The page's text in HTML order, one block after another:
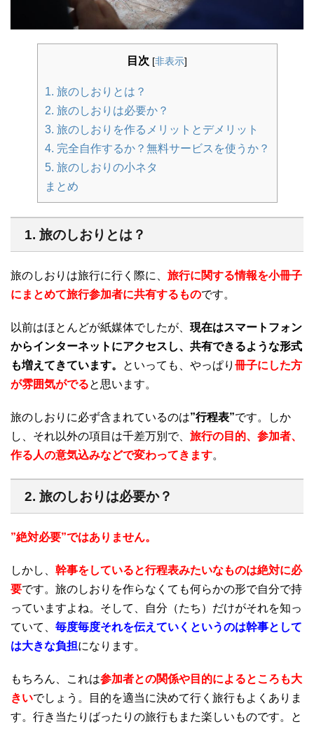
目次 [非表示]
1. 旅のしおりとは？
2. 旅のしおりは必要か？
3. 旅のしおりを作るメリットとデメリット
4. 完全自作するか？無料サービスを使うか？
5. 旅のしおりの小ネタ
まとめ
1. 旅のしおりとは？
旅のしおりは旅行に行く際に、 旅行に関する情報を小冊子
にまとめて旅行参加者に共有するものです。
以前はほとんどが紙媒体でしたが、 現在はスマートフォン
からインターネットにアクセスし、共有できるような形式
も増えてきています。
といっても、やっぱり 冊子にした方
が雰囲気がでると思います。
旅のしおりに必ず含まれているのは”行程表”です。しか
し、それ以外の項目は千差万別で、 旅行の目的、参加者、
作る人の意気込みなどで変わってきます。
2. 旅のしおりは必要か？
”絶対必要”ではありません。
しかし、 幹事をしていると行程表みたいなものは絶対に必
要です。旅のしおりを作らなくても何らかの形で自分で持
っていますよね。そして、自分（たち）だけがそれを知っ
ていて、 毎度毎度それを伝えていくというのは幹事として
は大きな負担になります。
もちろん、これは参加者との関係や目的によるところも大
きいでしょう。目的を適当に決めて行く旅行もよくありま
す。行き当たりばったりの旅行もまた楽しいものです。と